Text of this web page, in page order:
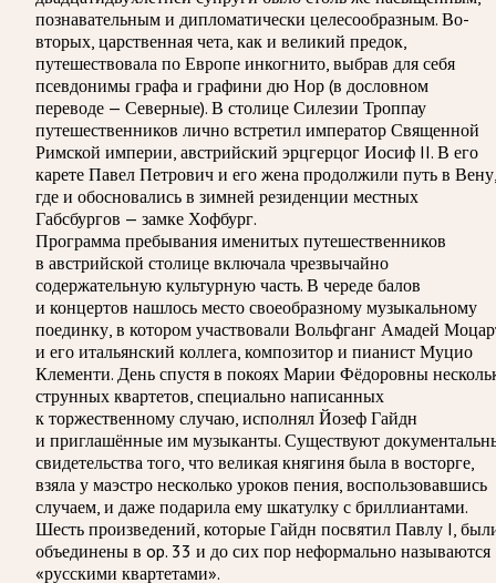
познавательным и дипломатически целесообразным. Во-
вторых, царственная чета, как и великий предок,
путешествовала по Европе инкогнито, выбрав для себя
псевдонимы графа и графини дю Нор (в дословном
переводе — Северные). В столице Силезии Троппау
путешественников лично встретил император Священной
Римской империи, австрийский эрцгерцог Иосиф II. В его
карете Павел Петрович и его жена продолжили путь в Вену,
где и обосновались в зимней резиденции местных
Габсбургов — замке Хофбург.
Программа пребывания именитых путешественников
в австрийской столице включала чрезвычайно
содержательную культурную часть. В череде балов
и концертов нашлось место своеобразному музыкальному
поединку, в котором участвовали Вольфганг Амадей
и его итальянский коллега, композитор и пианист Муцио
Клементи. День спустя в покоях Марии Фёдоровны
струнных квартетов, специально написанных
к торжественному случаю, исполнял Йозеф Гайдн
и приглашённые им музыканты. Существуют
свидетельства того, что великая княгиня была в восторге,
взяла у маэстро несколько уроков пения, воспользовавшись
случаем, и даже подарила ему шкатулку с бриллиантами.
Шесть произведений, которые Гайдн посвятил Павлу I,
объединены в op. 33 и до сих пор неформально называются
«русскими квартетами».